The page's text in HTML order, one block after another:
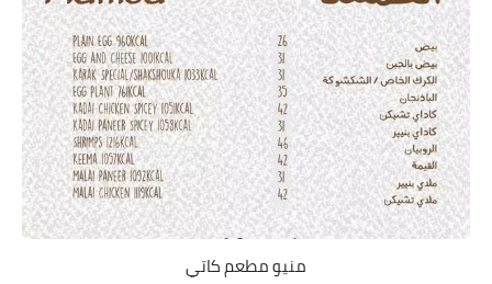
منيو مطعم كاتي